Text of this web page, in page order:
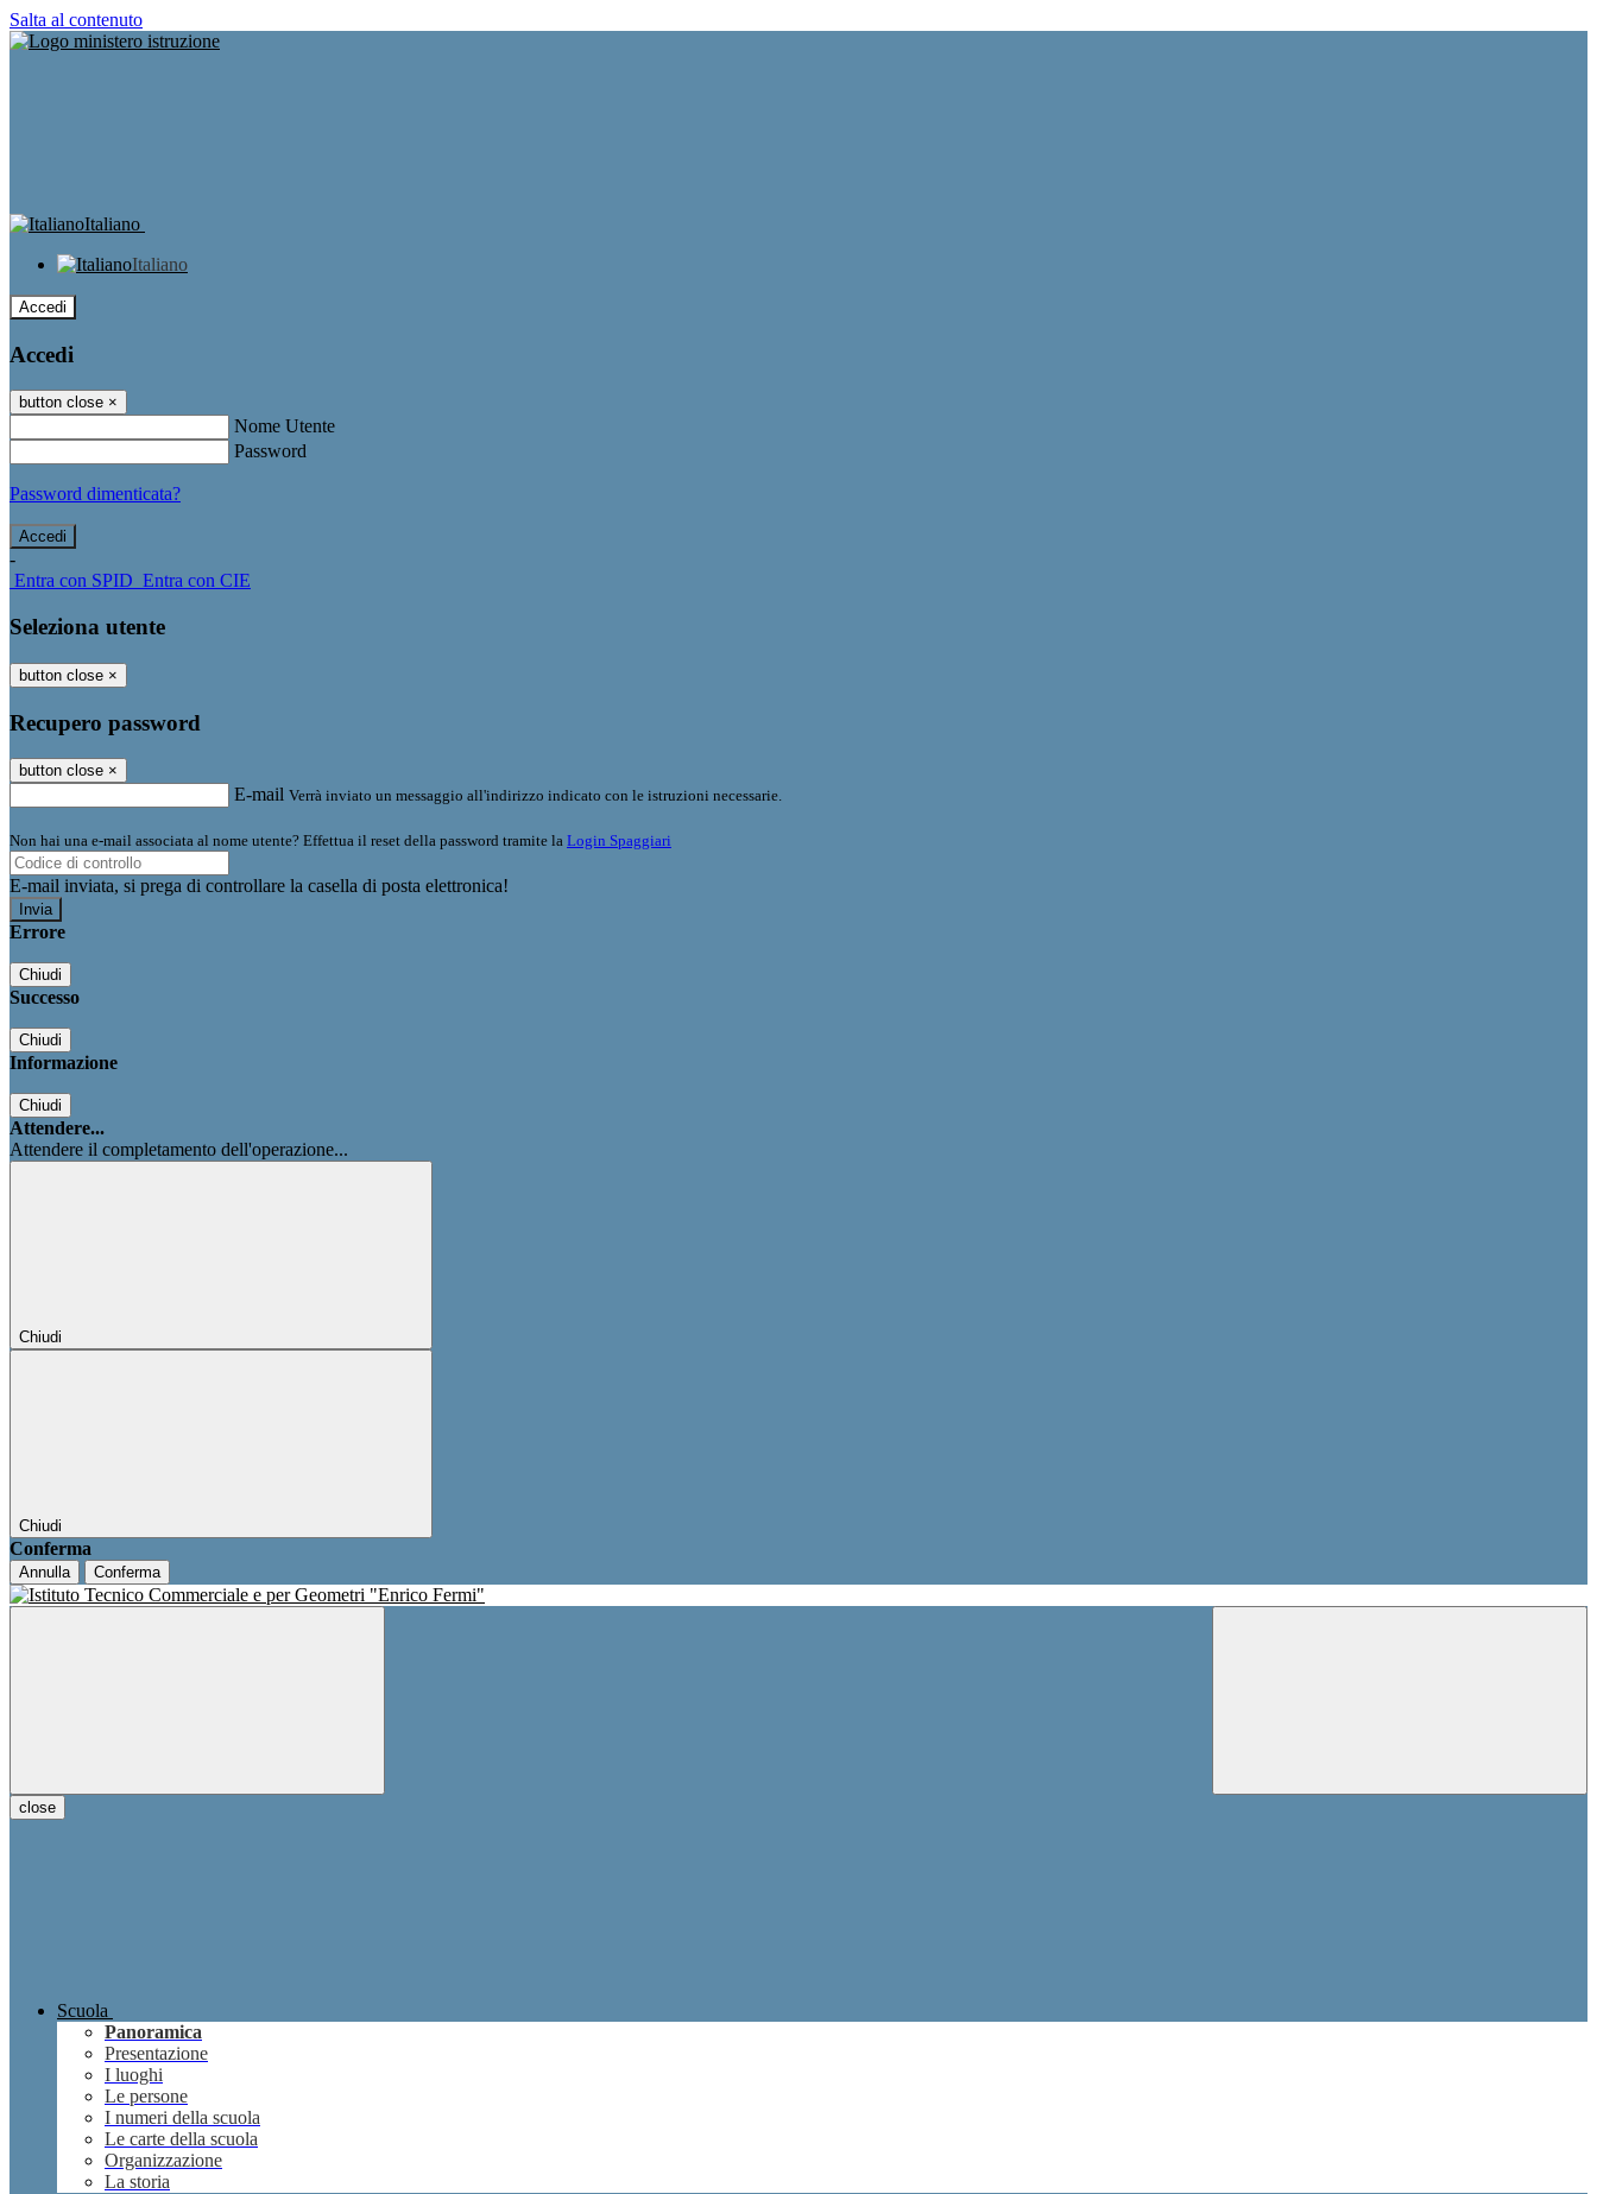
Salta al contenuto
Italiano
Italiano
Accedi
Accedi
button close ×
Nome Utente
Password
Password dimenticata?
-
Entra con SPID Entra con CIE
Seleziona utente
button close ×
Recupero password
button close ×
E-mail Verrà inviato un messaggio all'indirizzo indicato con le istruzioni necessarie.
Non hai una e-mail associata al nome utente? Effettua il reset della password tramite la Login Spaggiari
E-mail inviata, si prega di controllare la casella di posta elettronica!
Errore
Chiudi
Successo
Chiudi
Informazione
Chiudi
Attendere...
Attendere il completamento dell'operazione...
Chiudi
Chiudi
Conferma
Annulla Conferma
close
Scuola
Panoramica
Presentazione
I luoghi
Le persone
I numeri della scuola
Le carte della scuola
Organizzazione
La storia